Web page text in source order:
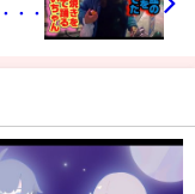
・・